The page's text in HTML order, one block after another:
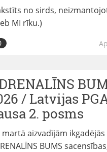
no sirds,
MI rīku.)
/ Latvijas
2. posms
martā aizvadījām ikgadējās
BUMS